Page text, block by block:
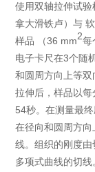
使用双轴拉伸试
拿大滑铁卢）与
样品 （36 mm2每
电子卡尺在3个随
和圆周方向上等双
拉伸后，样品以
54秒。在测量最
在径向和圆周方
线。组织的刚度
多项式曲线的切线